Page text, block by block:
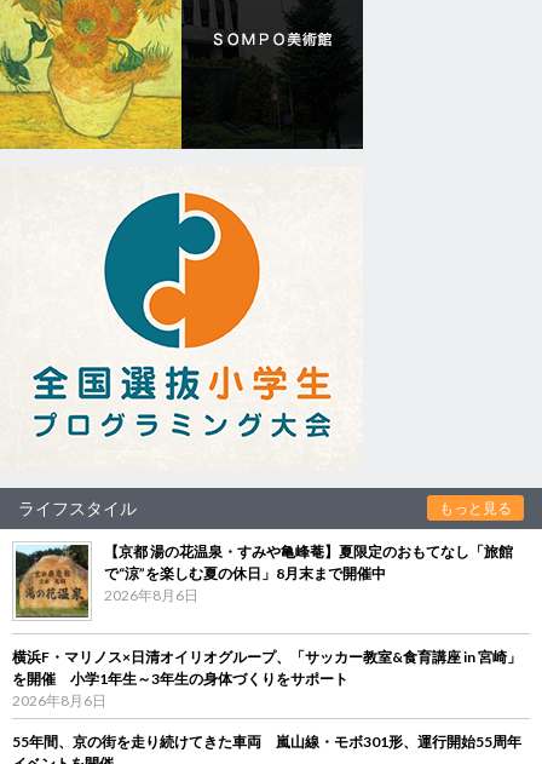
ライフスタイル もっと見る
【京都 湯の花温泉・すみや亀峰菴】夏限定のおもてなし「旅館
で“涼”を楽しむ夏の休日」8月末まで開催中
2026年8月6日
横浜F・マリノス×日清オイリオグループ、「サッカー教室&食育講座 in 宮崎」
を開催 小学1年生～3年生の身体づくりをサポート
2026年8月6日
55年間、京の街を走り続けてきた車両 嵐山線・モボ301形、運行開始55周年